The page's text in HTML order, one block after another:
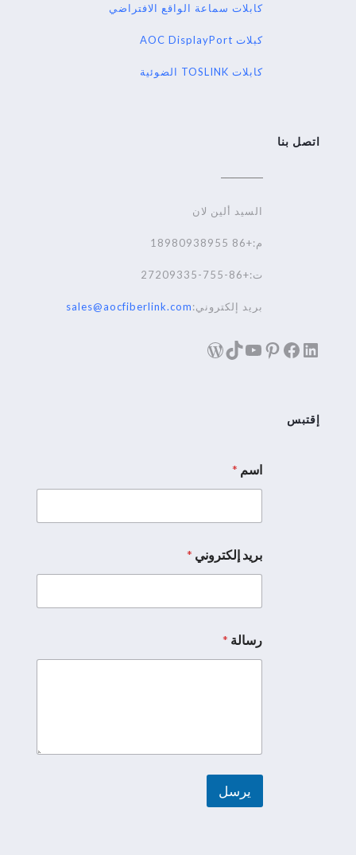
كابلات سماعة الواقع الافتراضي
كبلات AOC DisplayPort
كابلات TOSLINK الضوئية
اتصل بنا
السيد ألين لان
م:+86 18980938955
ت:+86-755-27209335
بريد إلكتروني:sales@aocfiberlink.com
لينكد إنفيسبوك
بينترست
يوتيوب
تيك توكووردبريس
إقتبس
اسم *
*
ر
ا
ة
و
ن
بريد إلكتروني *
رسالة *
يرسل